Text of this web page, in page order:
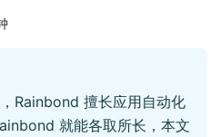
Rainbond 擅长应用自动化
就能各取所长，本文